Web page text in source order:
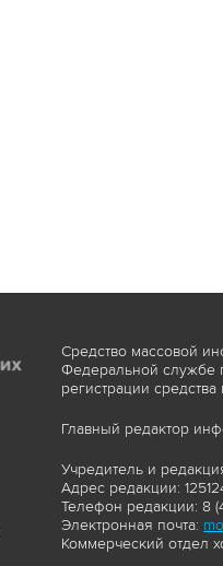
Средство массовой
Федеральной службе
регистрации
Главный редактор
Учредитель и
Адрес редакции:
Телефон редакции: 8
Электронная почта:
Коммерческий отдел